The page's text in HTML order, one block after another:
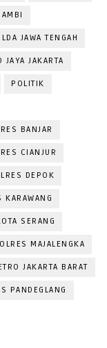
JAWA TENGAH
JAYA JAKARTA
POLITIK
BANJAR
CIANJUR
DEPOK
KARAWANG
SERANG
MAJALENGKA
JAKARTA BARAT
PANDEGLANG